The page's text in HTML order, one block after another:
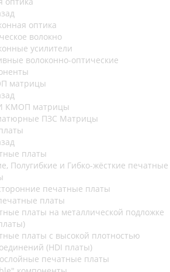
оптика
волокно
усилители
волоконно-оптические
матрицы
КМОП матрицы
ПЗС Матрицы
платы
Полугибкие и Гибко-жёсткие печатные
печатные платы
платы
платы на металлической подложке
платы с высокой плотностью
(HDI платы)
печатные платы